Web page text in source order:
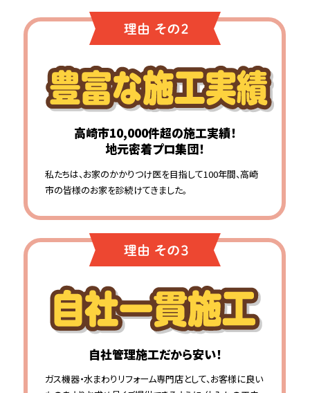
高崎市10,000件超の施工実績！
地元密着プロ集団！
私たちは、お家のかかりつけ医を目指して100年間、高崎
市の皆様のお家を診続けてきました。
自社管理施工だから安い！
ガス機器・水まわりリフォーム専門店として、お客様に良い